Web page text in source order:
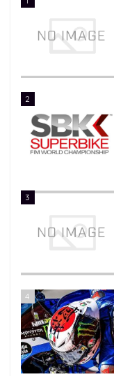
2
3
4